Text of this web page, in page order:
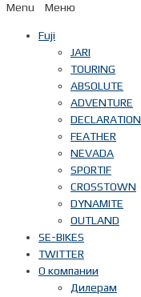
Menu
Fuji
JARI
TOURING
ABSOLUTE
ADVENTURE
DECLARATION
FEATHER
NEVADA
SPORTIF
CROSSTOWN
DYNAMITE
OUTLAND
SE-BIKES
TWITTER
О компании
Дилерам